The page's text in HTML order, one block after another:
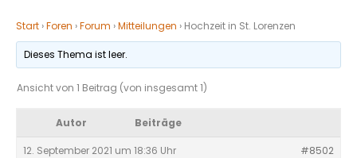
Start ›Foren ›Forum ›Mitteilungen › Hochzeit in St. Lorenzen
Dieses Thema ist leer.
Ansicht von 1 Beitrag (von insgesamt 1)
Autor Beiträge
12. September 2021 um 18:36 Uhr #8502